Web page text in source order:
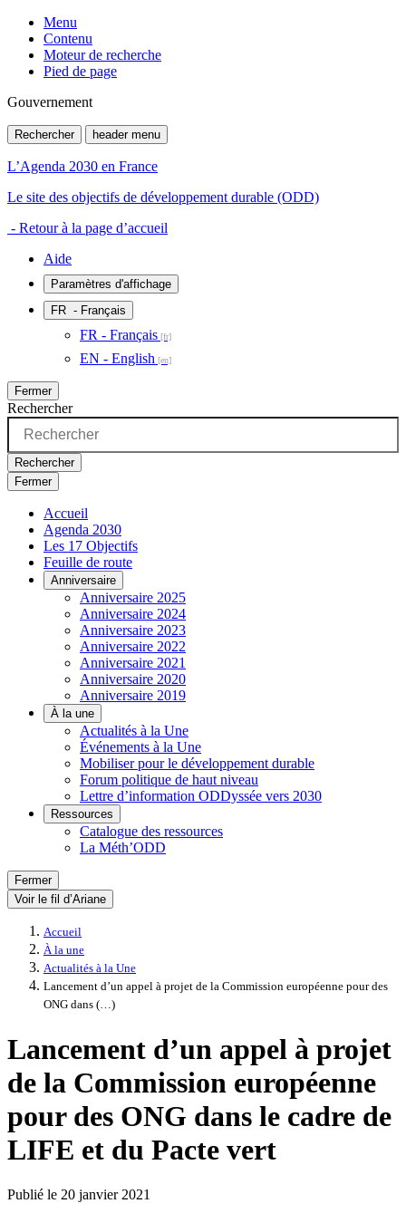
Menu
Contenu
Moteur de recherche
Pied de page
Gouvernement
Rechercher header menu
L’Agenda 2030 en France
Le site des objectifs de développement durable (ODD)
- Retour à la page d’accueil
Aide
Paramètres d'affichage
FR - Français
FR - Français
EN - English
Fermer
Rechercher
Rechercher
Fermer
Accueil
Agenda 2030
Les 17 Objectifs
Feuille de route
Anniversaire
Anniversaire 2025
Anniversaire 2024
Anniversaire 2023
Anniversaire 2022
Anniversaire 2021
Anniversaire 2020
Anniversaire 2019
À la une
Actualités à la Une
Événements à la Une
Mobiliser pour le développement durable
Forum politique de haut niveau
Lettre d’information ODDyssée vers 2030
Ressources
Catalogue des ressources
La Méth’ODD
Fermer
Voir le fil d’Ariane
Accueil
À la une
Actualités à la Une
Lancement d’un appel à projet de la Commission européenne pour des
ONG dans (…)
Lancement d’un appel à projet
de la Commission européenne
pour des ONG dans le cadre de
LIFE et du Pacte vert
Publié le 20 janvier 2021